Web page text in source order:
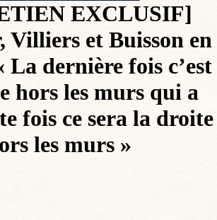
EXCLUSIF]
Villiers et Buisson en
La dernière fois c’est
hors les murs qui a
fois ce sera la droite
les murs »